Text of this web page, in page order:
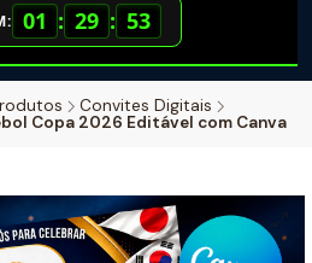
01 : 29 : 52
Convites Digitais
Copa 2026 Editável com Canva